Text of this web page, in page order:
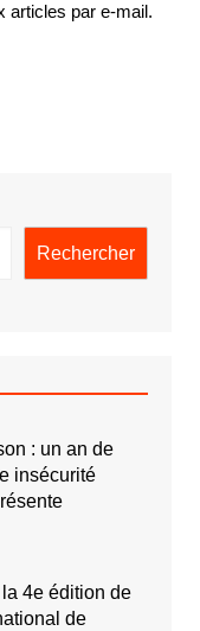
articles par e-mail.
Rechercher
: un an de
insécurité
la 4e édition de
de